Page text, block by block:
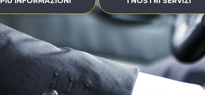
PIÙ INFORMAZIONI I NOSTRI SERVIZI